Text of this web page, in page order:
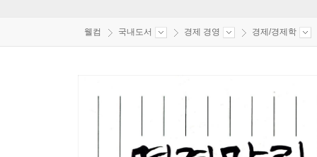
웰컴 국내도서 경제 경영 경제/경제학